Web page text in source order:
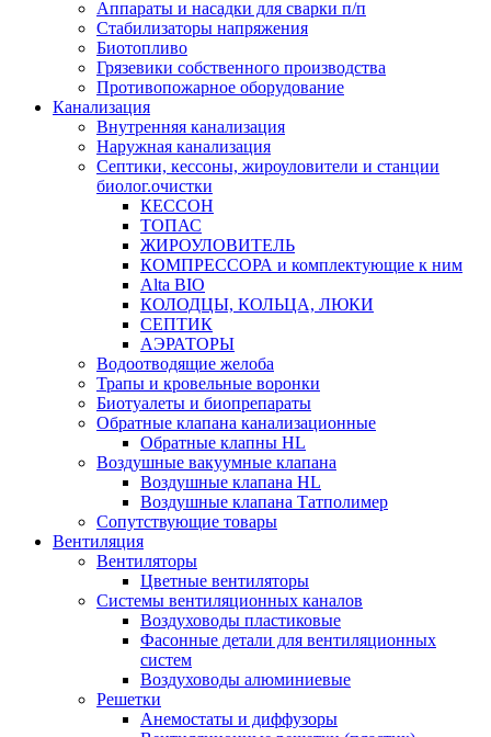
Аппараты и насадки для сварки п/п
Стабилизаторы напряжения
Биотопливо
Грязевики собственного производства
Противопожарное оборудование
Канализация
Внутренняя канализация
Наружная канализация
Септики, кессоны, жироуловители и станции
биолог.очистки
КЕССОН
ТОПАС
ЖИРОУЛОВИТЕЛЬ
КОМПРЕССОРА и комплектующие к ним
Alta BIO
КОЛОДЦЫ, КОЛЬЦА, ЛЮКИ
СЕПТИК
АЭРАТОРЫ
Водоотводящие желоба
Трапы и кровельные воронки
Биотуалеты и биопрепараты
Обратные клапана канализационные
Обратные клапны HL
Воздушные вакуумные клапана
Воздушные клапана HL
Воздушные клапана Татполимер
Сопутствующие товары
Вентиляция
Вентиляторы
Цветные вентиляторы
Системы вентиляционных каналов
Воздуховоды пластиковые
Фасонные детали для вентиляционных
систем
Воздуховоды алюминиевые
Решетки
Анемостаты и диффузоры